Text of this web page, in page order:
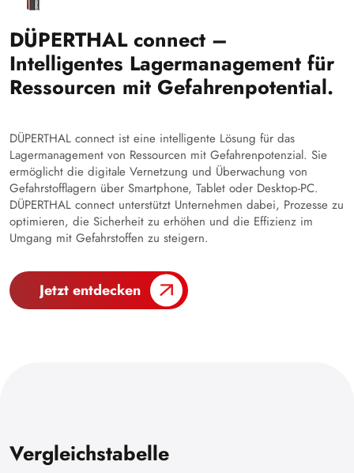
DÜPERTHAL connect –
Intelligentes Lagermanagement für
Ressourcen mit Gefahrenpotential.
DÜPERTHAL connect ist eine intelligente Lösung für das
Lagermanagement von Ressourcen mit Gefahrenpotenzial. Sie
ermöglicht die digitale Vernetzung und Überwachung von
Gefahrstofflagern über Smartphone, Tablet oder Desktop-PC.
DÜPERTHAL connect unterstützt Unternehmen dabei, Prozesse zu
optimieren, die Sicherheit zu erhöhen und die Effizienz im
Umgang mit Gefahrstoffen zu steigern.
Jetzt entdecken
Vergleichstabelle